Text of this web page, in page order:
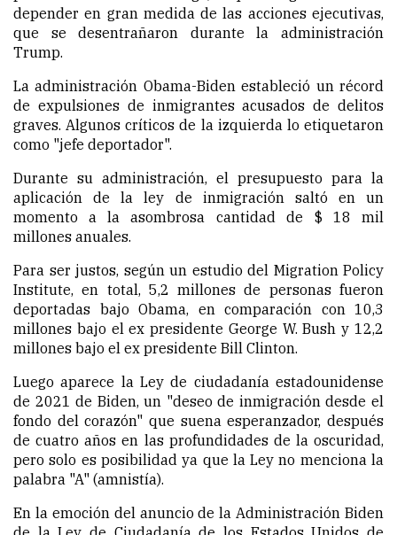
depender en gran medida de las acciones ejecutivas,
que se desentrañaron durante la administración
Trump.
La administración Obama-Biden estableció un récord
de expulsiones de inmigrantes acusados de delitos
graves. Algunos críticos de la izquierda lo etiquetaron
como "jefe deportador".
Durante su administración, el presupuesto para la
aplicación de la ley de inmigración saltó en un
momento a la asombrosa cantidad de $ 18 mil
millones anuales.
Para ser justos, según un estudio del Migration Policy
Institute, en total, 5,2 millones de personas fueron
deportadas bajo Obama, en comparación con 10,3
millones bajo el ex presidente George W. Bush y 12,2
millones bajo el ex presidente Bill Clinton.
Luego aparece la Ley de ciudadanía estadounidense
de 2021 de Biden, un "deseo de inmigración desde el
fondo del corazón" que suena esperanzador, después
de cuatro años en las profundidades de la oscuridad,
pero solo es posibilidad ya que la Ley no menciona la
palabra "A" (amnistía).
En la emoción del anuncio de la Administración Biden